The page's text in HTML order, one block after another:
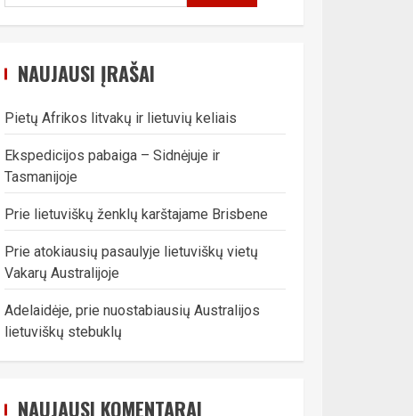
NAUJAUSI ĮRAŠAI
Pietų Afrikos litvakų ir lietuvių keliais
Ekspedicijos pabaiga – Sidnėjuje ir
Tasmanijoje
Prie lietuviškų ženklų karštajame Brisbene
Prie atokiausių pasaulyje lietuviškų vietų
Vakarų Australijoje
Adelaidėje, prie nuostabiausių Australijos
lietuviškų stebuklų
NAUJAUSI KOMENTARAI